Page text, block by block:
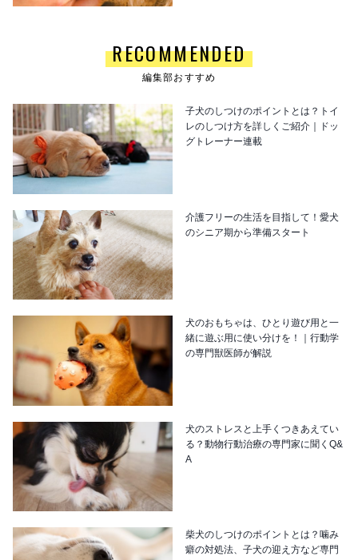
RECOMMENDED
編集部おすすめ
子犬のしつけのポイントとは？トイ
レのしつけ方を詳しくご紹介｜ドッ
グトレーナー連載
介護フリーの生活を目指して！愛犬
のシニア期から準備スタート
犬のおもちゃは、ひとり遊び用と一
緒に遊ぶ用に使い分けを！｜行動学
の専門獣医師が解説
犬のストレスと上手くつきあえてい
る？動物行動治療の専門家に聞くQ&
A
柴犬のしつけのポイントとは？噛み
癖の対処法、子犬の迎え方など専門